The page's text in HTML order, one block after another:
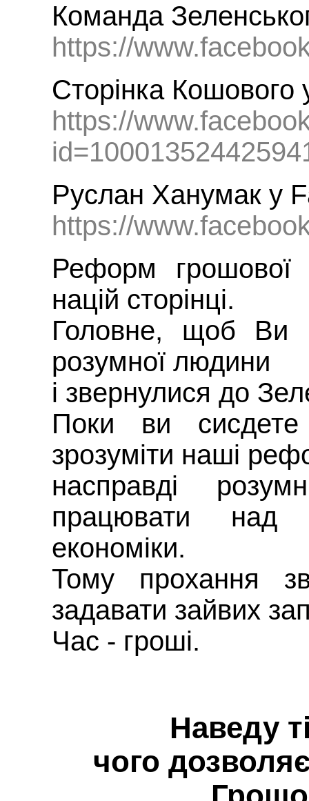
Команда
https://
Сторінка Кошового
https://
Руслан Ханумак у
https://
Реформ грошової
націй сторінці.
Головне, щоб Ви
розумної людини
і звернулися до
Поки ви
зрозуміти наші
насправді
працювати над
економіки.
Тому прохання
задавати зайвих
Час - гроші.
Наведу
чого